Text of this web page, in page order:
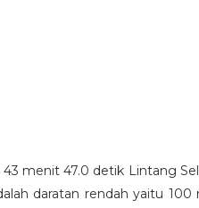
menit 47.0 detik Lintang
daratan rendah yaitu